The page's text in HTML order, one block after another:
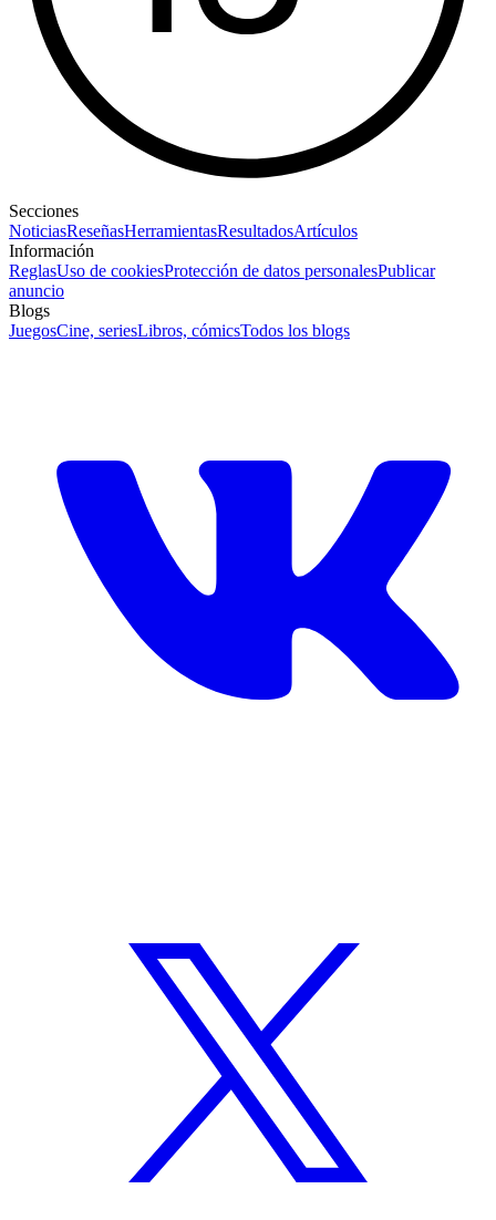
Secciones
NoticiasReseñasHerramientasResultadosArtículos
Información
ReglasUso de cookiesProtección de datos personalesPublicar
anuncio
Blogs
JuegosCine, seriesLibros, cómicsTodos los blogs